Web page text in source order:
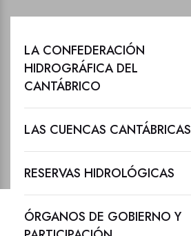
LA CONFEDERACIÓN
HIDROGRÁFICA DEL
CANTÁBRICO
LAS CUENCAS CANTÁBRICAS
RESERVAS HIDROLÓGICAS
ÓRGANOS DE GOBIERNO Y